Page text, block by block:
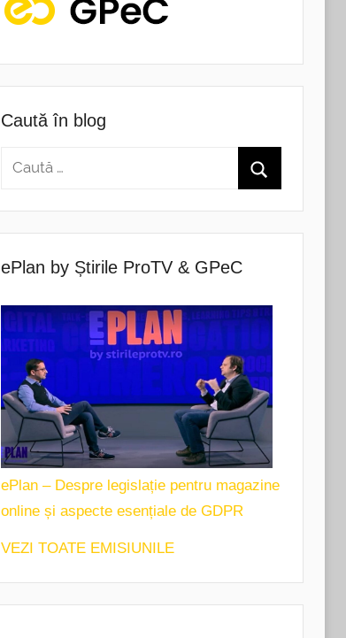
Caută în blog
ePlan by Știrile ProTV & GPeC
ePlan – Despre legislație pentru magazine
online și aspecte esențiale de GDPR
VEZI TOATE EMISIUNILE